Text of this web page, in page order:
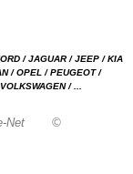
/ JAGUAR / JEEP / KIA
/ OPEL / PEUGEOT /
/ ...
Net ©